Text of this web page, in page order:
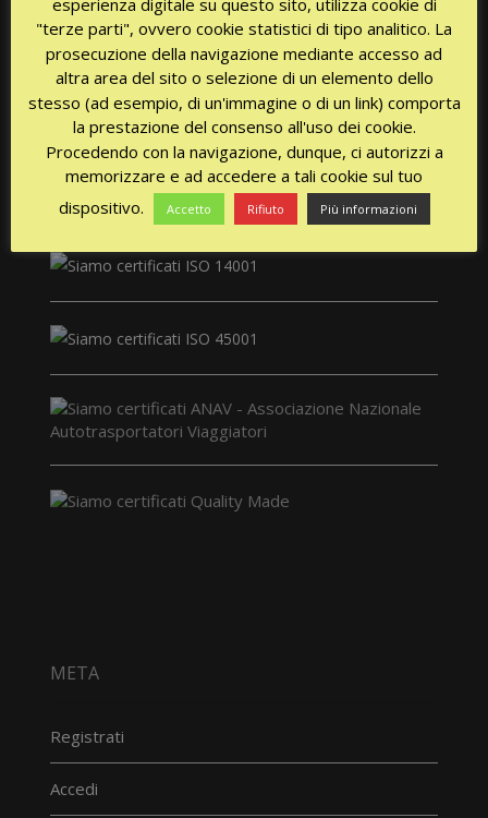
CERTIFICAZIONI
META
Registrati
Accedi
"terze parti", ovvero cookie statistici di tipo analitico. La
prosecuzione della navigazione mediante accesso ad
altra area del sito o selezione di un elemento dello
stesso (ad esempio, di un'immagine o di un link) comporta
la prestazione del consenso all'uso dei cookie.
Procedendo con la navigazione, dunque, ci autorizzi a
memorizzare e ad accedere a tali cookie sul tuo
dispositivo.
Accetto Rifiuto Più informazioni